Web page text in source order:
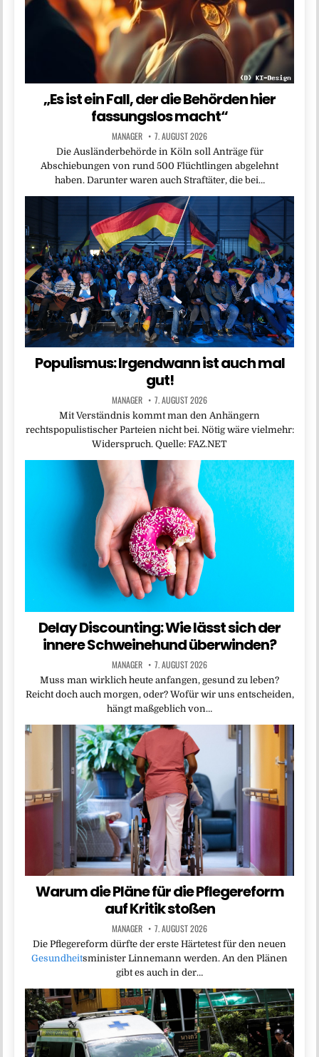
„Es ist ein Fall, der die Behörden hier
fassungslos macht“
MANAGER 7. AUGUST 2026
Die Ausländerbehörde in Köln soll Anträge für
Abschiebungen von rund 500 Flüchtlingen abgelehnt
haben. Darunter waren auch Straftäter, die bei…
Populismus: Irgendwann ist auch mal
gut!
MANAGER 7. AUGUST 2026
Mit Verständnis kommt man den Anhängern
rechtspopulistischer Parteien nicht bei. Nötig wäre vielmehr:
Widerspruch. Quelle: FAZ.NET
Delay Discounting: Wie lässt sich der
innere Schweinehund überwinden?
MANAGER 7. AUGUST 2026
Muss man wirklich heute anfangen, gesund zu leben?
Reicht doch auch morgen, oder? Wofür wir uns entscheiden,
hängt maßgeblich von…
Warum die Pläne für die Pflegereform
auf Kritik stoßen
MANAGER 7. AUGUST 2026
Die Pflegereform dürfte der erste Härtetest für den neuen
Gesundheitsminister Linnemann werden. An den Plänen
gibt es auch in der…